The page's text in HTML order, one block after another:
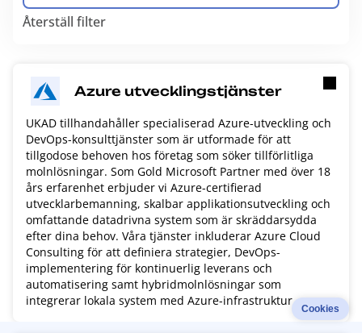
Återställ filter
Azure utvecklingstjänster
UKAD tillhandahåller specialiserad Azure-utveckling och
DevOps-konsulttjänster som är utformade för att
tillgodose behoven hos företag som söker tillförlitliga
molnlösningar. Som Gold Microsoft Partner med över 18
års erfarenhet erbjuder vi Azure-certifierad
utvecklarbemanning, skalbar applikationsutveckling och
omfattande datadrivna system som är skräddarsydda
efter dina behov. Våra tjänster inkluderar Azure Cloud
Consulting för att definiera strategier, DevOps-
implementering för kontinuerlig leverans och
automatisering samt hybridmolnlösningar som
integrerar lokala system med Azure-infrastruktur.
Cookies